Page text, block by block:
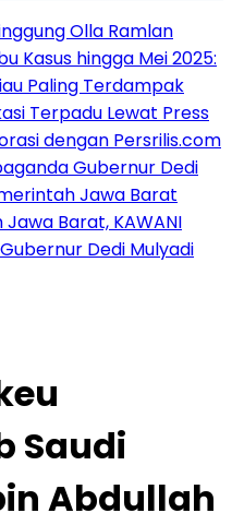
Olla Ramlan
Kasus hingga Mei 2025:
Paling Terdampak
Terpadu Lewat Press
dengan Persrilis.com
Gubernur Dedi
Jawa Barat
Barat, KAWANI
Dedi Mulyadi
Saudi
Abdullah